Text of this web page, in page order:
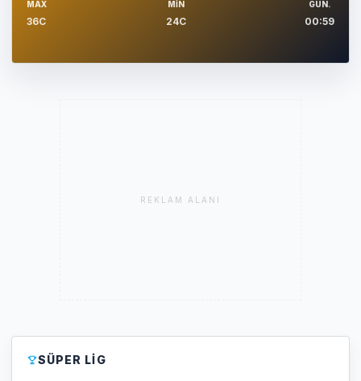
MAX
36C
MIN
24C
GUN.
00:59
REKLAM ALANI
SÜPER LIG